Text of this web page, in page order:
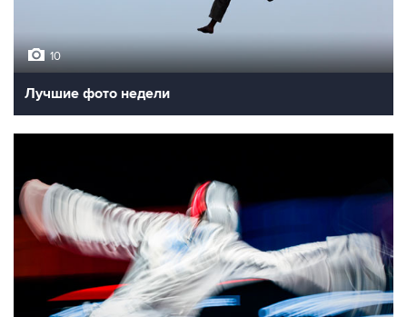
10
Лучшие фото недели